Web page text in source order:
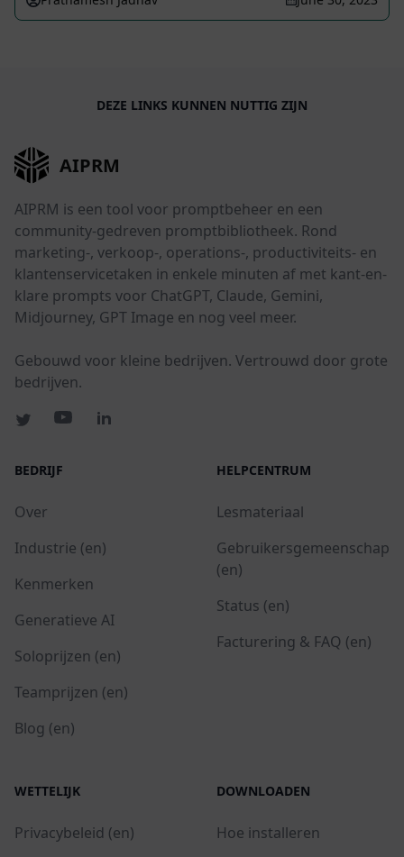
DEZE LINKS KUNNEN NUTTIG ZIJN
AIPRM
AIPRM is een tool voor promptbeheer en een
community-gedreven promptbibliotheek. Rond
marketing-, verkoop-, operations-, productiviteits- en
klantenservicetaken in enkele minuten af met kant-en-
klare prompts voor ChatGPT, Claude, Gemini,
Midjourney, GPT Image en nog veel meer.
Gebouwd voor kleine bedrijven. Vertrouwd door grote
bedrijven.
BEDRIJF
Over
Industrie (en)
Kenmerken
Generatieve AI
Soloprijzen (en)
Teamprijzen (en)
Blog (en)
HELPCENTRUM
Lesmateriaal
Gebruikersgemeenschap
(en)
Status (en)
Facturering & FAQ (en)
WETTELIJK
Privacybeleid (en)
DOWNLOADEN
Hoe installeren